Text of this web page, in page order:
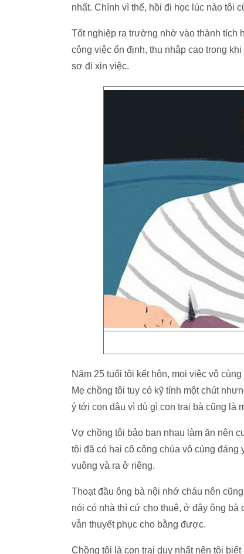
nhất. Chính vì thế, hồi đi học lúc nào tôi
Tốt nghiệp ra trường nhờ vào thành tích
công việc ổn định, thu nhập cao trong
sơ đi xin việc.
Năm 25 tuổi tôi kết hôn, mọi việc vô
Mẹ chồng tôi tuy có kỹ tính một chút
ý tới con dâu vì dù gì con trai bà cũng là
Vợ chồng tôi bảo ban nhau làm ăn nên
tôi đã có hai cô công chúa vô cùng
vuông và ra ở riêng.
Thoạt đầu ông bà nội nhớ cháu nên
nói có nhà thì cứ cho thuê, ở đây ông
vẫn thuyết phục cho bằng được.
Chồng tôi là con trai duy nhất nên tôi